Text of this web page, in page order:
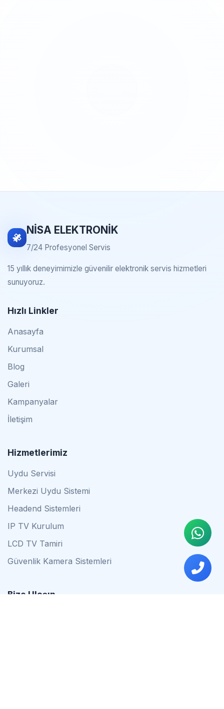
NİSA ELEKTRONİK
7/24 Profesyonel Servis
15 yıllık deneyimimizle güvenilir elektronik servis hizmetleri
sunuyoruz.
Hızlı Linkler
Anasayfa
Kurumsal
Blog
Galeri
Kampanyalar
İletişim
Hizmetlerimiz
Uydu Servisi
Merkezi Uydu Sistemi
Headend Sistemleri
IP TV Kurulum
LCD TV Tamiri
Güvenlik Kamera Sistemleri
Bize Ulaşın